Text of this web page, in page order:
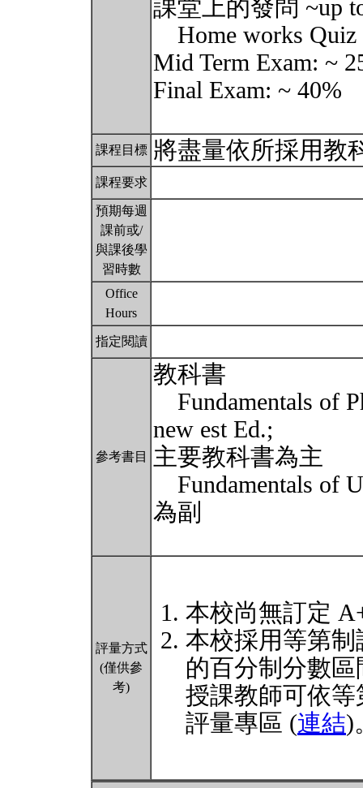
課堂上的發問 ~up
Home works Quiz
Mid Term Exam: ~
Final Exam: ~ 40%
課程目標 將盡量依所採用教
課程要求
預期每週
課前或/
與課後學
習時數
Office
Hours
指定閱讀
參考書目
教科書
Fundamentals of
new est Ed.;
主要教科書為主
Fundamentals of
為副
評量方式
(僅供參
考)
本校尚無訂定
本校採用等第
的百分制分數
授課教師可依
評量專區 (連結)